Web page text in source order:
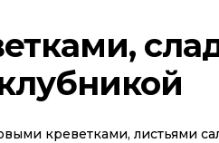
креветками, листьями